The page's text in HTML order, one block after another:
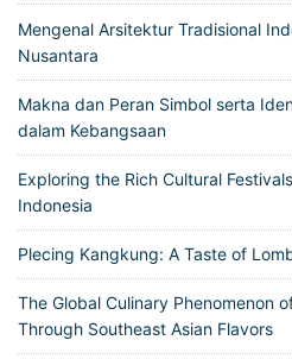
Mengenal Arsitektur Tradisional
Nusantara
Makna dan Peran Simbol serta
dalam Kebangsaan
Exploring the Rich Cultural
Indonesia
Plecing Kangkung: A Taste of
The Global Culinary Phenomenon
Through Southeast Asian Flavors